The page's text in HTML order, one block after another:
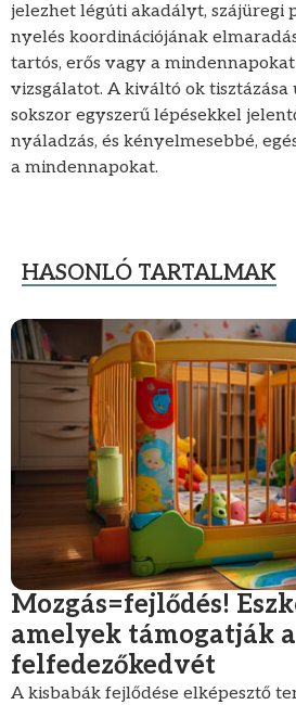
jelezhet légúti akadályt, szájüregi
nyelés koordinációjának
tartós, erős vagy a
vizsgálatot. A kiváltó ok
sokszor egyszerű lépésekkel
nyáladzás, és kényelmesebbé,
a mindennapokat.
HASONLÓ TARTALMAK
Mozgás=fejlődés!
amelyek támogatják
felfedezőkedvét
A kisbabák fejlődése elképesztő